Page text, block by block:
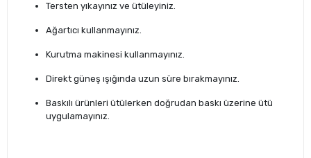
Tersten yıkayınız ve ütüleyiniz.
Ağartıcı kullanmayınız.
Kurutma makinesi kullanmayınız.
Direkt güneş ışığında uzun süre bırakmayınız.
Baskılı ürünleri ütülerken doğrudan baskı üzerine ütü
uygulamayınız.